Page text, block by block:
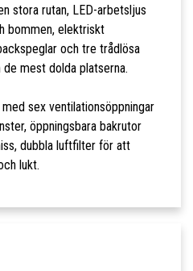
stora rutan, LED-arbetsljus
bommen, elektriskt
och tre trådlösa
mest dolda platserna.
med sex ventilationsöppningar
öppningsbara bakrutor
dubbla luftfilter för att
lukt.